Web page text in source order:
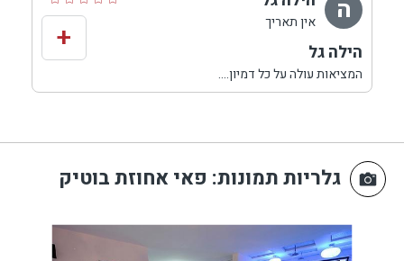
השהייה בהט טאב הסאונה המרווחת והפרטית הברכה תודה על
השרות החם
ה אין תאריך
הילה גל
המציאות עולה על כל דמיון....
הכל מיוחד וייחודי עוד לא נתקלנו במקום קסום שכזה.
שווה כל מחיר.
+
גלריות תמונות: פאי אחוזת בוטיק